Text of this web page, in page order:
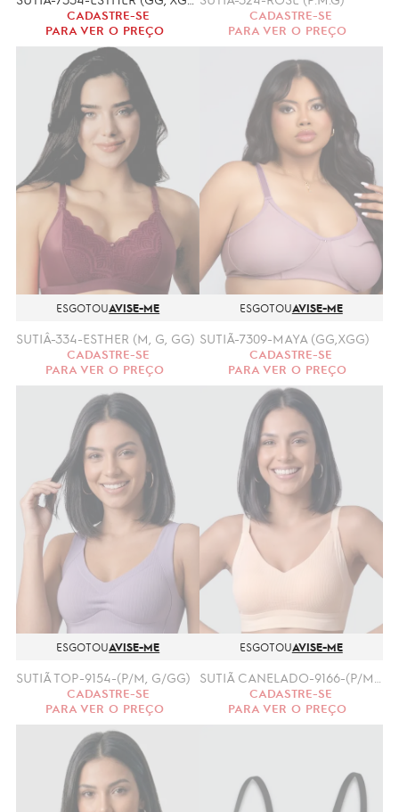
CADASTRE-SE
PARA VER O PREÇO
CADASTRE-SE
PARA VER O PREÇO
ESGOTOUAVISE-ME
SUTIÂ-334-ESTHER (M, G, GG)
CADASTRE-SE
PARA VER O PREÇO
ESGOTOUAVISE-ME
SUTIÃ-7309-MAYA (GG,XGG)
CADASTRE-SE
PARA VER O PREÇO
ESGOTOUAVISE-ME
SUTIÃ TOP-9154-(P/M, G/GG)
CADASTRE-SE
PARA VER O PREÇO
ESGOTOUAVISE-ME
CADASTRE-SE
PARA VER O PREÇO